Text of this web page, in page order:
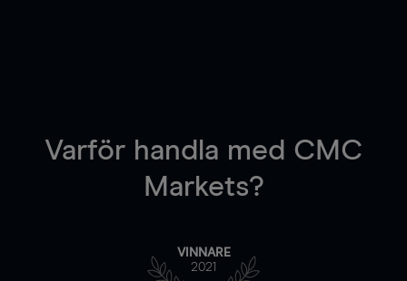
Varför handla med CMC
Markets?
VINNARE
2021